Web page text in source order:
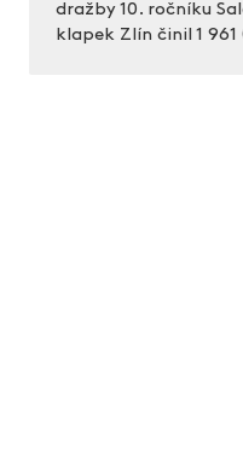
dražby 10. ročníku
klapek Zlín činil 1